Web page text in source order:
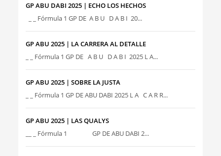
GP ABU DABI 2025 | ECHO LOS HECHOS
_ _ Fórmula 1 GP DE A B U D A B I 20...
GP ABU 2025 | LA CARRERA AL DETALLE
_ _ Fórmula 1 GP DE A B U D A B I 2025 L A...
GP ABU 2025 | SOBRE LA JUSTA
_ _ Fórmula 1 GP DE ABU DABI 2025 L A C A R R...
GP ABU 2025 | LAS QUALYS
__ _ Fórmula 1 GP DE ABU DABI 2...